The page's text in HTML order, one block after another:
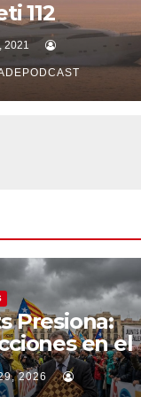
112
2021
Presiona:
en el
Político
2026